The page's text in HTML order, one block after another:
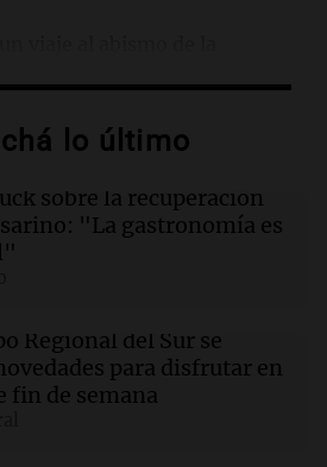
Rosario
en Rosario
León XIV a Argentina
de Córdoba
rostro
lo último
sobre la recuperación
"La gastronomía es
Regional del Sur se
para disfrutar en
fin de semana